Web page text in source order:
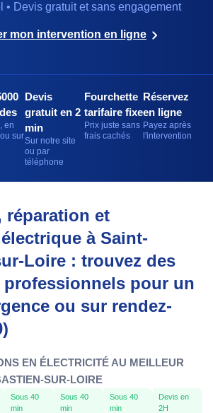
• Devis gratuit et sans engagement
mon intervention en ligne
en
sur
Devis
gratuit en 2
min
Sur notre site
ou par
téléphone
Fourchette
tarifaire fixe
Prix juste sans
frais cachés
Réservez
en ligne
Payez après
l'intervention
réparation et
à Saint-
Loire : trouvez des
professionnels pour un
ou sur rendez-
EN ÉLECTRICITÉ AU MEILLEUR
SUR-LOIRE
Sous 40
min
Sous 40
min
Sous 40
min
Devis en
2H